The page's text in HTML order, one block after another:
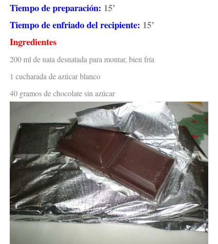
Tiempo de preparación: 15’
Tiempo de enfriado del recipiente: 15’
Ingredientes
200 ml de nata desnatada para montar, bien fría
1 cucharada de azúcar blanco
40 gramos de chocolate sin azúcar